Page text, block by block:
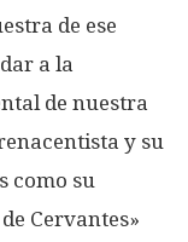
de ese
a la
de nuestra
y su
como su
Cervantes»